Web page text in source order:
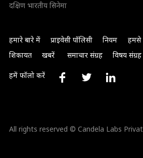
दक्षिण भारतीय सिनेमा
हमारे बारे में प्राइवेसी पॉलिसी नियम हमसे
शिकायत
खबरें समाचार संग्रह विषय संग्रह
हमें फॉलो करें
All rights reserved © Candela Labs